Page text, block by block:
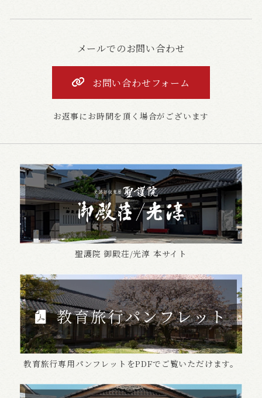
メールでのお問い合わせ
お問い合わせフォーム
お返事にお時間を頂く場合がございます
聖護院 御殿荘/光淳 本サイト
教育旅行専用パンフレットをPDFでご覧いただけます。